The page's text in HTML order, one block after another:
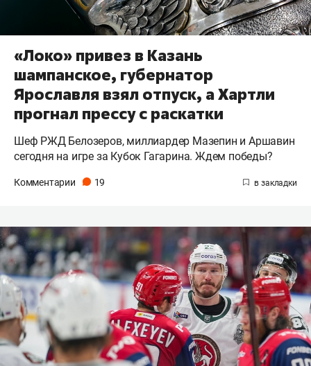
«Локо» привез в Казань
шампанское, губернатор
Ярославля взял отпуск, а Хартли
прогнал прессу с раскатки
Шеф РЖД Белозеров, миллиардер Мазепин и Аршавин
сегодня на игре за Кубок Гагарина. Ждем победы?
Комментарии 19